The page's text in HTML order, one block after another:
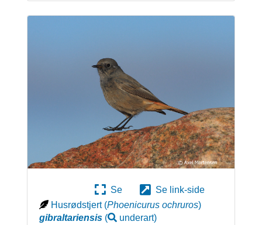
Se
Se link-side
Husrødstjert (Phoenicurus ochruros)
gibraltariensis( underart)